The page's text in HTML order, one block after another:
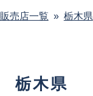
売店一覧 » 栃木県
栃木県